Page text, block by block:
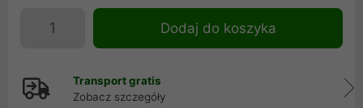
Dodaj do koszyka
Transport gratis
Zobacz szczegóły